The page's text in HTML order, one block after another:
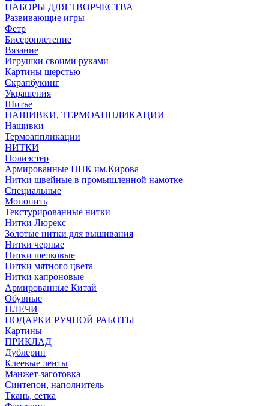
НАБОРЫ ДЛЯ ТВОРЧЕСТВА
Развивающие игры
Фетр
Бисероплетение
Вязание
Игрушки своими руками
Картины шерстью
Скрапбукинг
Украшения
Шитье
НАШИВКИ, ТЕРМОАППЛИКАЦИИ
Нашивки
Термоаппликации
НИТКИ
Полиэстер
Армированные ПНК им.Кирова
Нитки швейные в промышленной намотке
Специальные
Мононить
Текстурированные нитки
Нитки Люрекс
Золотые нитки для вышивания
Нитки черные
Нитки шелковые
Нитки мятного цвета
Нитки капроновые
Армированные Китай
Обувные
ПЛЕЧИ
ПОДАРКИ РУЧНОЙ РАБОТЫ
Картины
ПРИКЛАД
Дублерин
Клеевые ленты
Манжет-заготовка
Синтепон, наполнитель
Ткань, сетка